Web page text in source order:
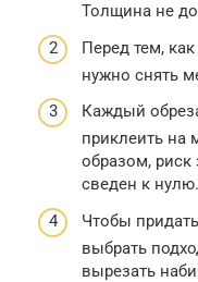
Толщина не
Перед тем,
нужно снять
Каждый
приклеить
образом, риск
сведен к нулю.
Чтобы
выбрать
вырезать